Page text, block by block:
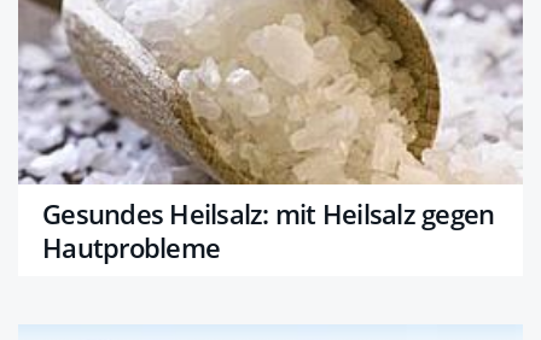
Gesundes Heilsalz: mit Heilsalz gegen
Hautprobleme